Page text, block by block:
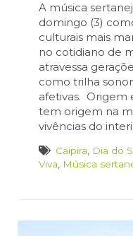
A música
domingo (3)
culturais mais
no cotidiano de
atravessa
como trilha
afetivas. Origem
tem origem na
vivências do
Caipira Dia do
Viva
Música